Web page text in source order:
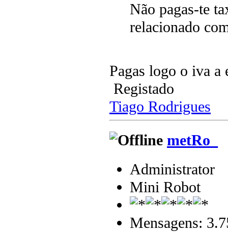
Não pagas-te
relacionado
Pagas logo o iva a
Registado
Tiago Rodrigues
metRo_
Administrator
Mini Robot
Mensagens: